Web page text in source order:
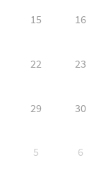
15 16
22 23
29 30
5 6